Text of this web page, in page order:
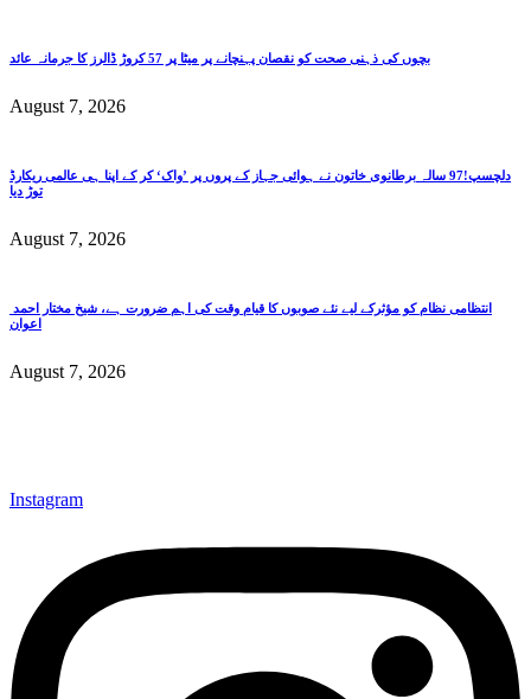
بچوں کی ذہنی صحت کو نقصان پہنچانے پر میٹا پر 57 کروڑ ڈالرز کا جرمانہ عائد
August 7, 2026
دلچسپ!97 سالہ برطانوی خاتون نے ہوائی جہاز کے پروں پر ’واک‘ کر کے اپنا ہی عالمی ریکارڈ
توڑ دیا
August 7, 2026
اعوان
August 7, 2026
Instagram